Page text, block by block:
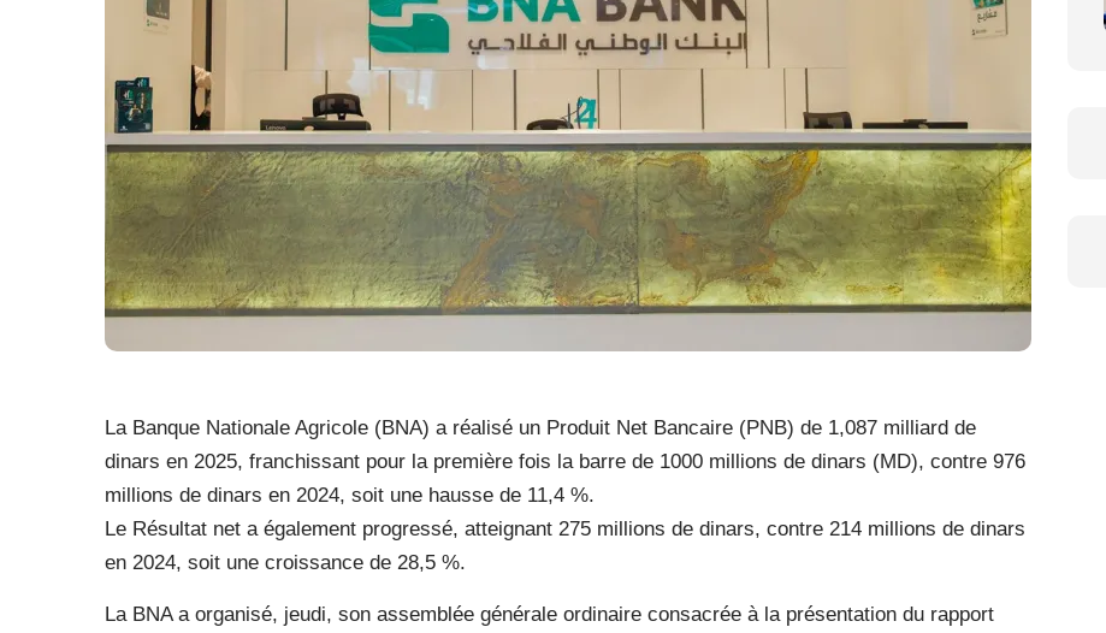
La Banque Nationale Agricole (BNA) a réalisé un Produit Net Bancaire (PNB) de 1,087 milliard de
dinars en 2025, franchissant pour la première fois la barre de 1000 millions de dinars (MD), contre 976
millions de dinars en 2024, soit une hausse de 11,4 %.
Le Résultat net a également progressé, atteignant 275 millions de dinars, contre 214 millions de dinars
en 2024, soit une croissance de 28,5 %.
La BNA a organisé, jeudi, son assemblée générale ordinaire consacrée à la présentation du rapport